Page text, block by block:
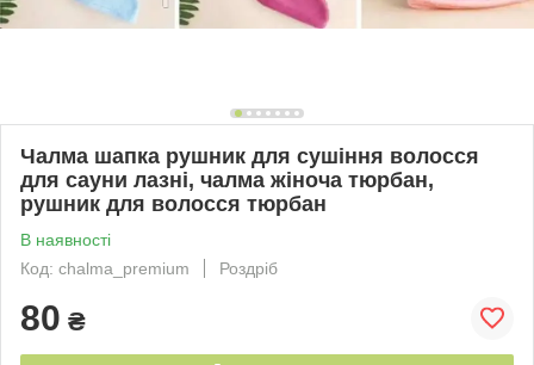
Чалма шапка рушник для сушіння волосся
для сауни лазні, чалма жіноча тюрбан,
рушник для волосся тюрбан
В наявності
Код: chalma_premium
Роздріб
80 ₴